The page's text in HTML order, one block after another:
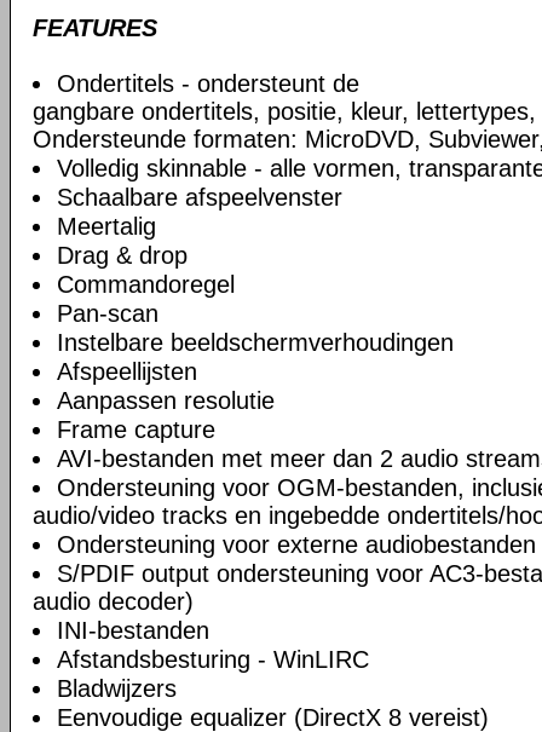
FEATURES
Ondertitels - ondersteunt de
gangbare ondertitels, positie, kleur,
Ondersteunde formaten: MicroDVD,
Volledig skinnable - alle vormen,
Schaalbare afspeelvenster
Meertalig
Drag & drop
Commandoregel
Pan-scan
Instelbare beeldschermverhoudingen
Afspeellijsten
Aanpassen resolutie
Frame capture
AVI-bestanden met meer dan 2 audio
Ondersteuning voor OGM-bestanden,
audio/video tracks en ingebedde ondertitels/
Ondersteuning voor externe audiobestanden
S/PDIF output ondersteuning voor AC3-
audio decoder)
INI-bestanden
Afstandsbesturing - WinLIRC
Bladwijzers
Eenvoudige equalizer (DirectX 8 vereist)